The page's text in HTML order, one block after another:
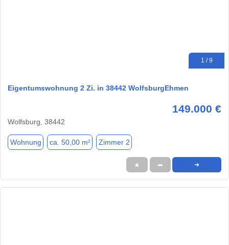
1 / 9
Eigentumswohnung 2 Zi. in 38442 WolfsburgEhmen
149.000 €
Wolfsburg, 38442
Wohnung ca. 50,00 m² Zimmer 2
★ ➦ ➜